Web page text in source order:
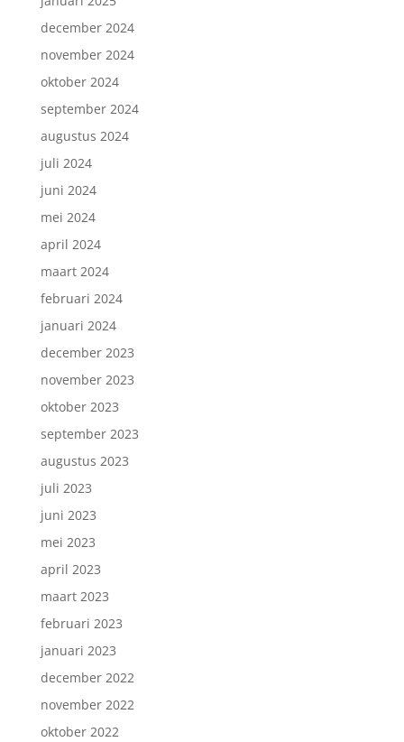
december 2024
november 2024
oktober 2024
september 2024
augustus 2024
juli 2024
juni 2024
mei 2024
april 2024
maart 2024
februari 2024
januari 2024
december 2023
november 2023
oktober 2023
september 2023
augustus 2023
juli 2023
juni 2023
mei 2023
april 2023
maart 2023
februari 2023
januari 2023
december 2022
november 2022
oktober 2022